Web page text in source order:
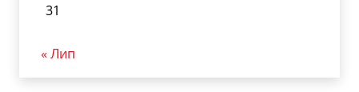
31
« Лип